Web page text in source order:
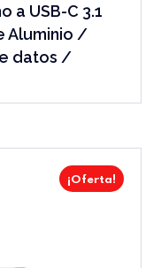
a USB-C 3.1
Aluminio /
datos /
¡Oferta!